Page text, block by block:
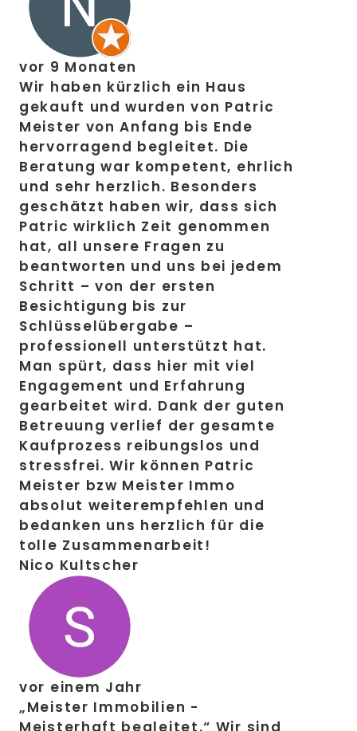
vor 9 Monaten
Wir haben kürzlich ein Haus
gekauft und wurden von Patric
Meister von Anfang bis Ende
hervorragend begleitet. Die
Beratung war kompetent, ehrlich
und sehr herzlich. Besonders
geschätzt haben wir, dass sich
Patric wirklich Zeit genommen
hat, all unsere Fragen zu
beantworten und uns bei jedem
Schritt – von der ersten
Besichtigung bis zur
Schlüsselübergabe –
professionell unterstützt hat.
Man spürt, dass hier mit viel
Engagement und Erfahrung
gearbeitet wird. Dank der guten
Betreuung verlief der gesamte
Kaufprozess reibungslos und
stressfrei. Wir können Patric
Meister bzw Meister Immo
absolut weiterempfehlen und
bedanken uns herzlich für die
tolle Zusammenarbeit!
Nico Kultscher
vor einem Jahr
„Meister Immobilien -
Meisterhaft begleitet.“ Wir sind